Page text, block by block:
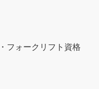
フォークリフト資格